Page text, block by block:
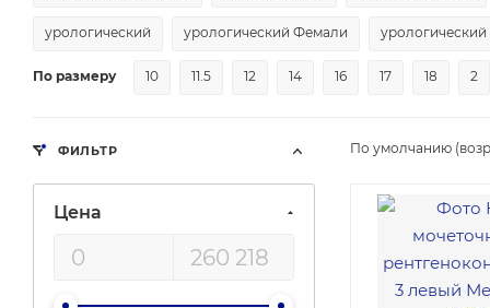
урологический урологический Фемали
По размеру 10 11.5 12 14 16 17 18 2
По умолчанию
ФИЛЬТР
Цена